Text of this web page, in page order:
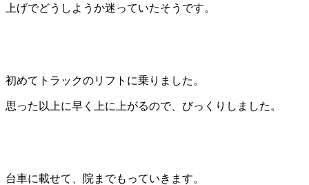
上げでどうしようか迷っていたそうです。
初めてトラックのリフトに乗りました。
思った以上に早く上に上がるので、びっくりしました。
台車に載せて、院までもっていきます。